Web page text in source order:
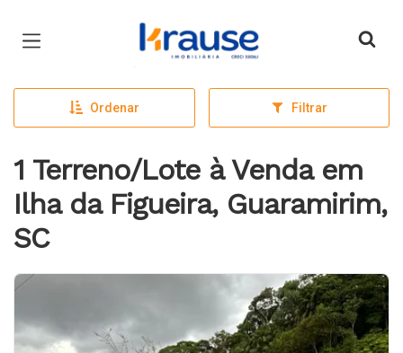
Página inicial
Ordenar Filtrar
1 Terreno/Lote à Venda em
Ilha da Figueira, Guaramirim,
SC